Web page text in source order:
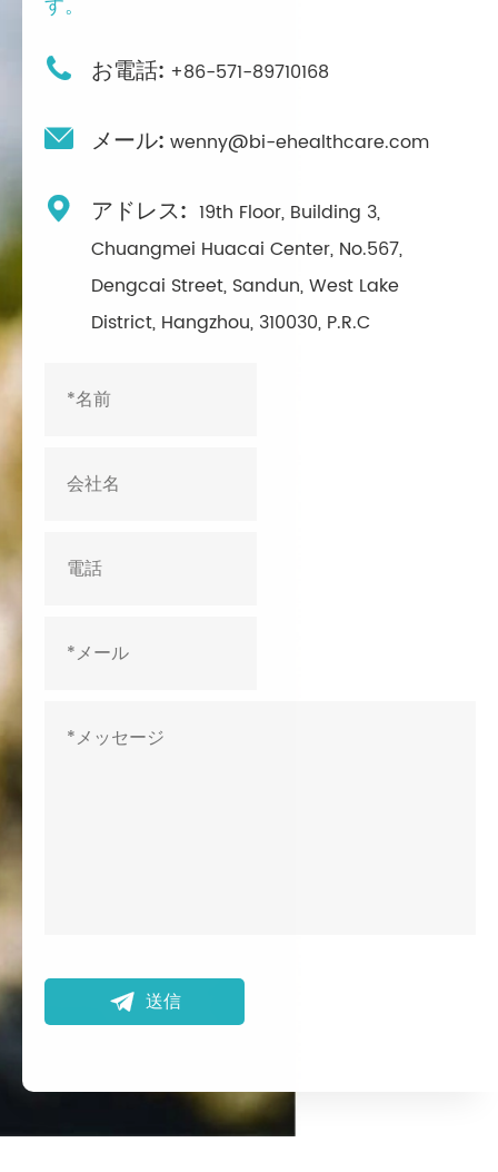
 お電話: +86-571-89710168
 メール: wenny@bi-ehealthcare.com
 アドレス: 19th Floor, Building 3,
Chuangmei Huacai Center, No.567,
Dengcai Street, Sandun, West Lake
District, Hangzhou, 310030, P.R.C
 送信